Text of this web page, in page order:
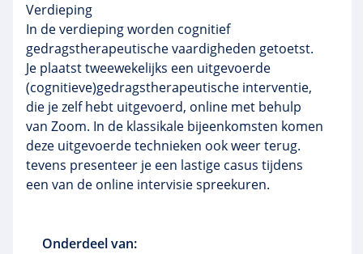
Verdieping
In de verdieping worden cognitief
gedragstherapeutische vaardigheden getoetst.
Je plaatst tweewekelijks een uitgevoerde
(cognitieve)gedragstherapeutische interventie,
die je zelf hebt uitgevoerd, online met behulp
van Zoom. In de klassikale bijeenkomsten komen
deze uitgevoerde technieken ook weer terug.
tevens presenteer je een lastige casus tijdens
een van de online intervisie spreekuren.
Onderdeel van: